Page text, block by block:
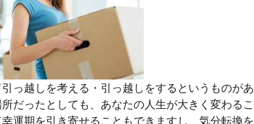
っ越しを考える・引っ越しをするというものがあ
だったとしても、あなたの人生が大きく変わるこ
運期を引き寄せることもできますし、気分転換を